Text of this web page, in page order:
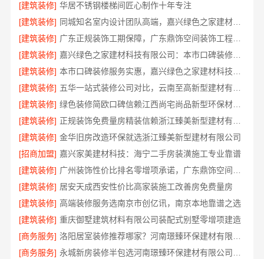
[建筑装修] 华居不锈钢楼梯间匠心制作十年专注
[建筑装修]
同城知名室内设计团队高端，嘉兴绿色之家建材科技有限公司
[建筑装修]
广东正规装饰工期保障，广东鼎饰空间装饰工程有限公司
[建筑装修]
嘉兴绿色之家建材科技有限公司：本市口碑装修服务实惠之选
[建筑装修]
[建筑装修]
[建筑装修]
绿色装修简欧口碑信赖江西尚宅尚品新型环保材料有限公司
[建筑装修]
[建筑装修] 金华旧房改造环保就选浙江臻美新型建材有限公司
[招商加盟] 嘉兴家美建材科技：海宁二手房装潢施工专业靠谱
[建筑装修]
[建筑装修] 居安天成西安性价比高家装施工改善房免费量房
[建筑装修] 高端装修服务选南京市创亿讯，南京本地靠谱之选
[建筑装修] 重庆御墅建筑材料有限公司装配式别墅零增项建造
[商务服务]
[商务服务]